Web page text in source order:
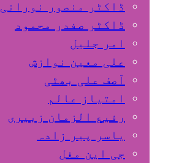
ڈاکٹر منصور نورانی
ڈاکٹر صفدر محمود
امر جلیل
علی معین نوازش
آصف علی بھٹی
امتیاز عالم
رفیع الزمان زبیری
یاسر پیر زادہ
جی این مغل